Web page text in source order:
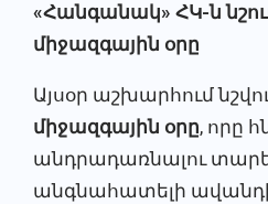
«Հանգանակ» ՀԿ-ն
միջազգային օրը
Այսօր աշխարհում
միջազգային օրը, որը
անդրադառնալու
անգնահատելի